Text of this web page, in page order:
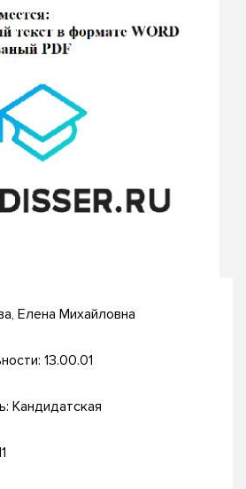
Елена Михайловна
13.00.01
Кандидатская